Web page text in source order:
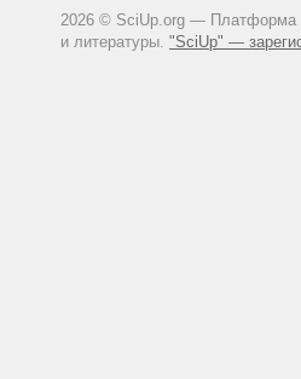
2026 © SciUp.org — Платформа
и литературы. "SciUp" —